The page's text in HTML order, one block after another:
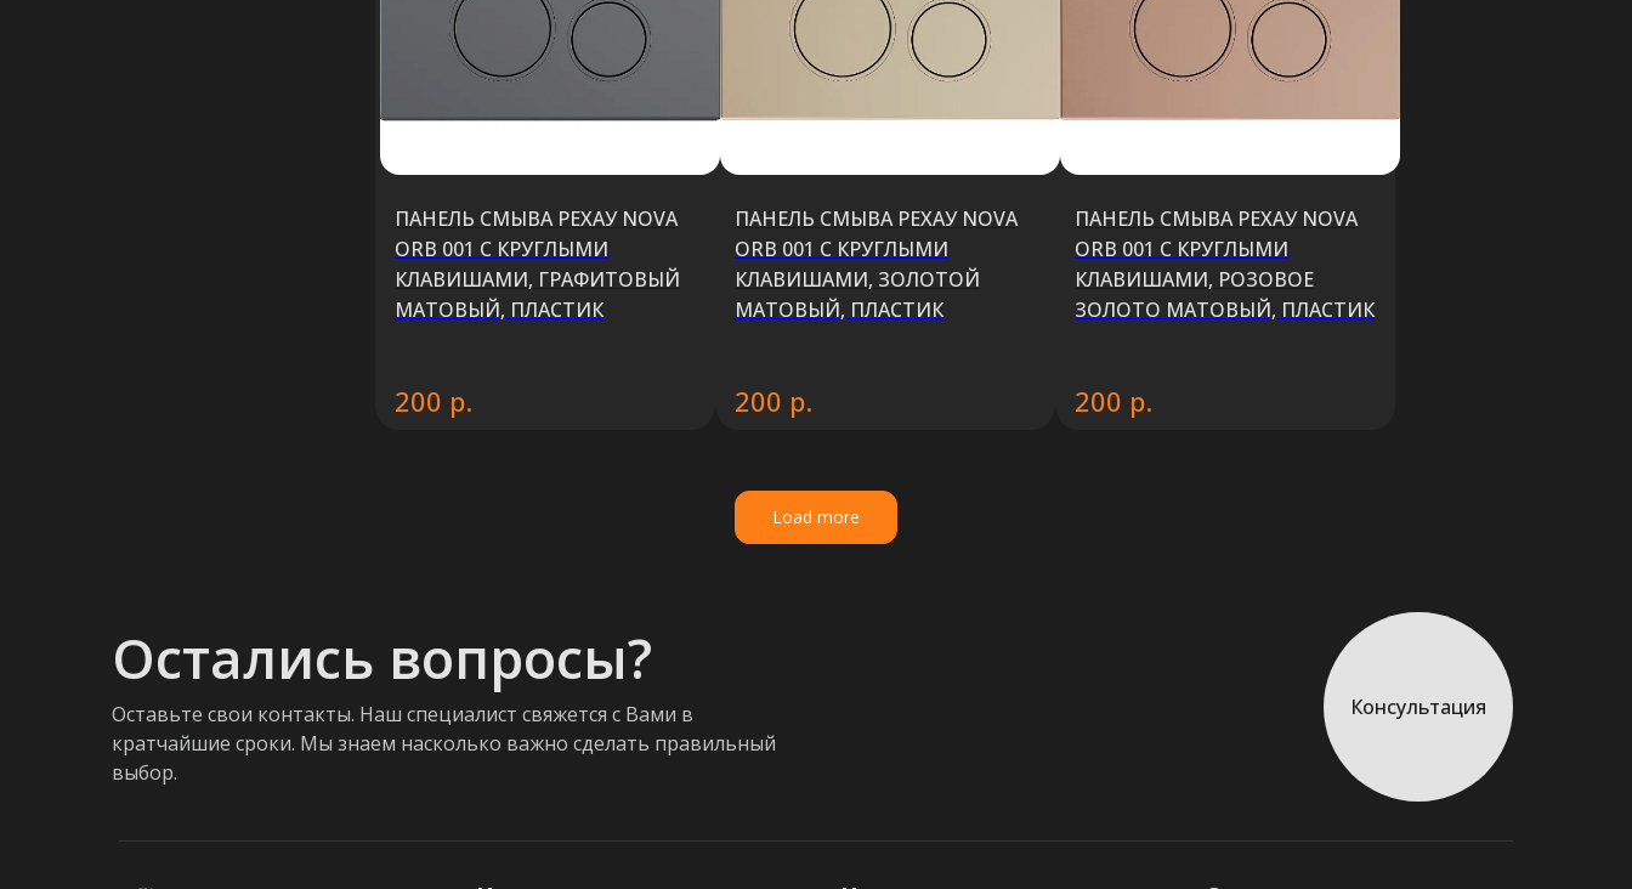
ПАНЕЛЬ СМЫВА РЕХАУ NOVA
ORB 001 С КРУГЛЫМИ
КЛАВИШАМИ, ГРАФИТОВЫЙ
МАТОВЫЙ, ПЛАСТИК
200 р.
ПАНЕЛЬ СМЫВА РЕХАУ NOVA
ORB 001 С КРУГЛЫМИ
КЛАВИШАМИ, ЗОЛОТОЙ
МАТОВЫЙ, ПЛАСТИК
200 р.
ПАНЕЛЬ СМЫВА РЕХАУ NOVA
ORB 001 С КРУГЛЫМИ
КЛАВИШАМИ, РОЗОВОЕ
ЗОЛОТО МАТОВЫЙ, ПЛАСТИК
200 р.
Load more
Остались вопросы?
Оставьте свои контакты. Наш специалист свяжется с Вами в
кратчайшие сроки. Мы знаем насколько важно сделать правильный
выбор.
Консультация